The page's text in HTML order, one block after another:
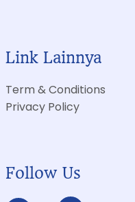
Link Lainnya
Term & Conditions
Privacy Policy
Follow Us